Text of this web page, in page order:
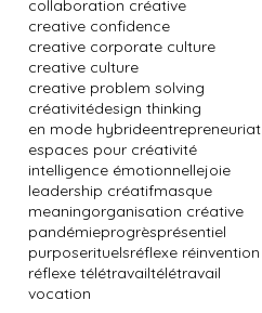
collaboration créative
creative confidence
creative corporate culture
creative culture
creative problem solving
créativitédesign thinking
en mode hybrideentrepreneuriat
espaces pour créativité
intelligence émotionnellejoie
leadership créatifmasque
meaningorganisation créative
pandémieprogrèsprésentiel
purposerituelsréflexe réinvention
réflexe télétravailtélétravail
vocation